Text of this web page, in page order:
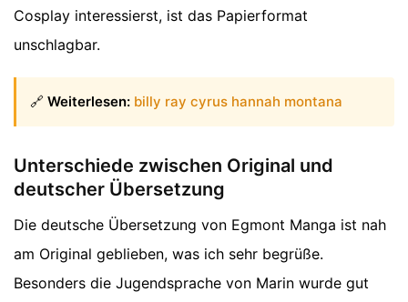
Cosplay interessierst, ist das Papierformat
unschlagbar.
🔗 Weiterlesen: billy ray cyrus hannah montana
Unterschiede zwischen Original und
deutscher Übersetzung
Die deutsche Übersetzung von Egmont Manga ist nah
am Original geblieben, was ich sehr begrüße.
Besonders die Jugendsprache von Marin wurde gut